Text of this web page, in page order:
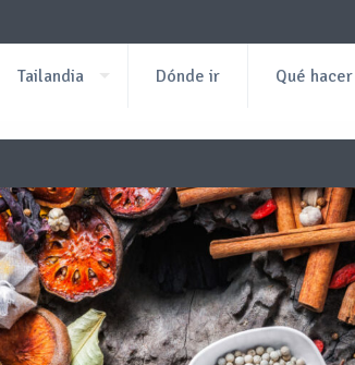
Tailandia Dónde ir Qué hacer